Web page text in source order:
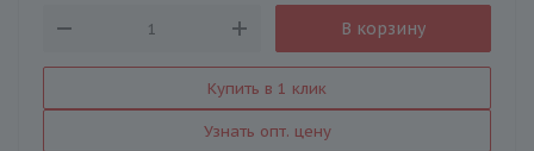
В корзину
Купить в 1 клик
Узнать опт. цену